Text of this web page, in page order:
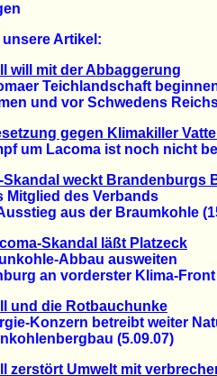
Artikel:
will mit der Abbaggerung
Teichlandschaft
und vor Schwedens
gegen Klimakiller
um Lacoma ist noch nicht
Skandal weckt Brandenburgs
des Verbands
aus der Braumkohle
Skandal läßt Platzeck
Abbau ausweiten
an vorderster Klima-Front
und die Rotbauchunke
Konzern betreibt weiter
(5.09.07)
zerstört Umwelt mit